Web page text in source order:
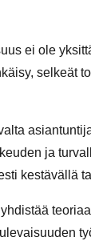
ei ole
selkeät
ja
kestävällä